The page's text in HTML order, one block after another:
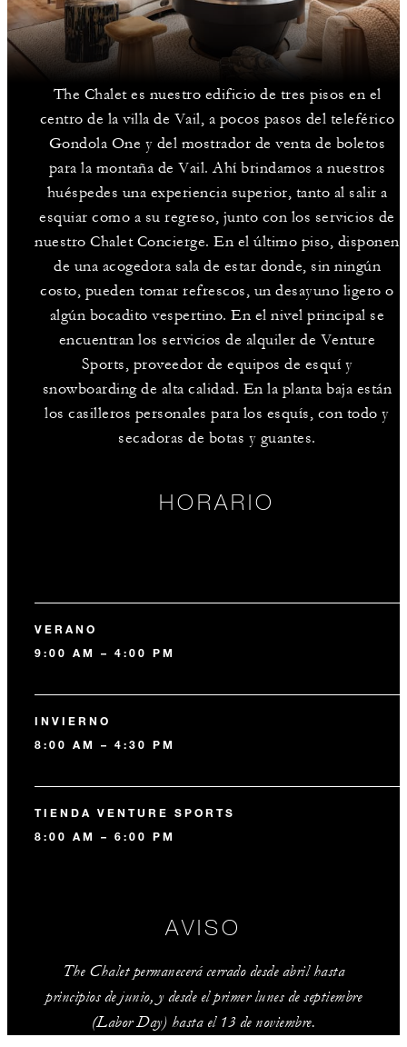
The Chalet es nuestro edificio de tres pisos en el
centro de la villa de Vail, a pocos pasos del teleférico
Gondola One y del mostrador de venta de boletos
para la montaña de Vail. Ahí brindamos a nuestros
huéspedes una experiencia superior, tanto al salir a
esquiar como a su regreso, junto con los servicios de
nuestro Chalet Concierge. En el último piso, disponen
de una acogedora sala de estar donde, sin ningún
costo, pueden tomar refrescos, un desayuno ligero o
algún bocadito vespertino. En el nivel principal se
encuentran los servicios de alquiler de Venture
Sports, proveedor de equipos de esquí y
snowboarding de alta calidad. En la planta baja están
los casilleros personales para los esquís, con todo y
secadoras de botas y guantes.
HORARIO
VERANO
9:00 AM – 4:00 PM
INVIERNO
8:00 AM – 4:30 PM
TIENDA VENTURE SPORTS
8:00 AM – 6:00 PM
AVISO
TheChalet permanecerá cerrado desde abril hasta
principios de junio, y desde el primer lunes de septiembre
(LaborDay) hasta el 13 de noviembre.